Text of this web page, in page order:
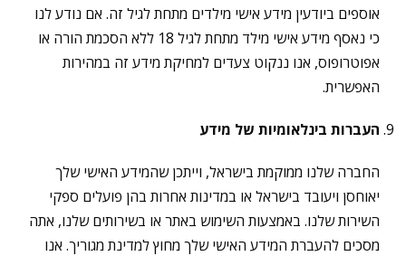
אוספים ביודעין מידע אישי מילדים מתחת לגיל זה. אם נודע לנו
כי נאסף מידע אישי מילד מתחת לגיל 18 ללא הסכמת הורה או
אפוטרופוס, אנו ננקוט צעדים למחיקת מידע זה במהירות
האפשרית.
העברות בינלאומיות של מידע
החברה שלנו ממוקמת בישראל, וייתכן שהמידע האישי שלך
יאוחסן ויעובד בישראל או במדינות אחרות בהן פועלים ספקי
השירות שלנו. באמצעות השימוש באתר או בשירותים שלנו, אתה
מסכים להעברת המידע האישי שלך מחוץ למדינת מגוריך. אנו